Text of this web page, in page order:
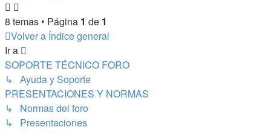
8 temas • Página 1 de 1
Volver a Índice general
Ir a
SOPORTE TÉCNICO FORO
↳ Ayuda y Soporte
PRESENTACIONES Y NORMAS
↳ Normas del foro
↳ Presentaciones